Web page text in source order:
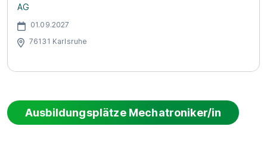
AG
01.09.2027
76131 Karlsruhe
Ausbildungsplätze Mechatroniker/in